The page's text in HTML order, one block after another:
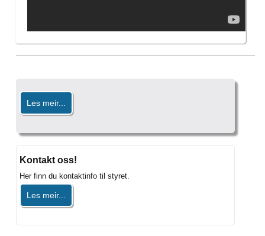
Les meir...
Kontakt oss!
Her finn du kontaktinfo til styret.
Les meir...